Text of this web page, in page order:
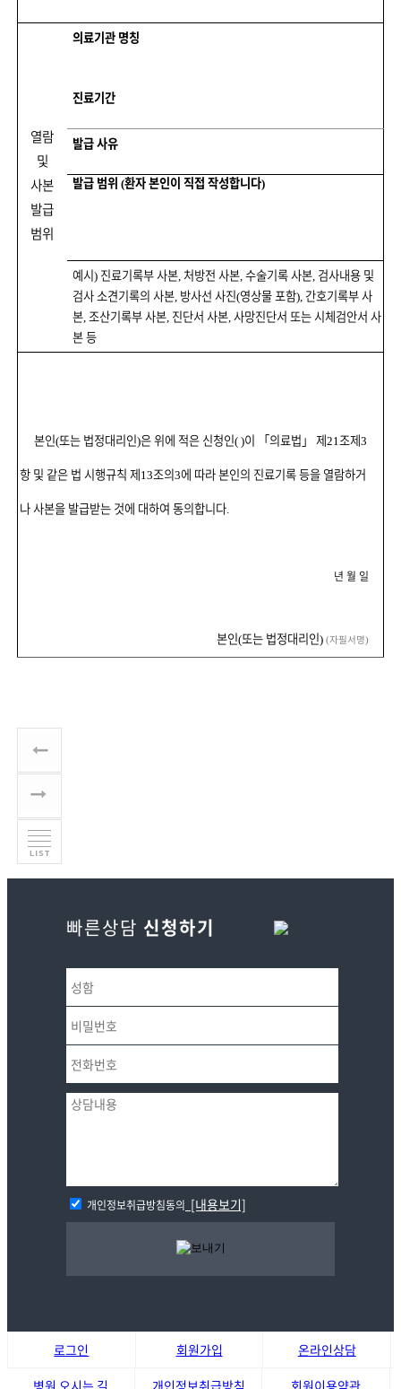
열람
및
사본
발급
범위
의료기관 명칭
진료기간
발급 사유
발급 범위 (환자 본인이 직접 작성합니다)
예시) 진료기록부 사본, 처방전 사본, 수술기록 사본, 검사내용 및
검사 소견기록의 사본, 방사선 사진(영상물 포함), 간호기록부 사
본, 조산기록부 사본, 진단서 사본, 사망진단서 또는 시체검안서 사
본 등
본인(또는 법정대리인)은 위에 적은 신청인( )이 「의료법 」제21 조제3
항 및 같은 법 시행규칙 제13조의3에 따라 본인의 진료기록 등을 열람하거
나 사본을 발급받는 것에 대하여 동의합니다.
년 월 일
본인(또는 법정대리인) (자필서명)
빠른상담 신청하기
개인정보취급방침동의 [내용보기]
로그인 회원가입
온라인상담
병원 오시는 길
개인정보취급방침 회원이용약관